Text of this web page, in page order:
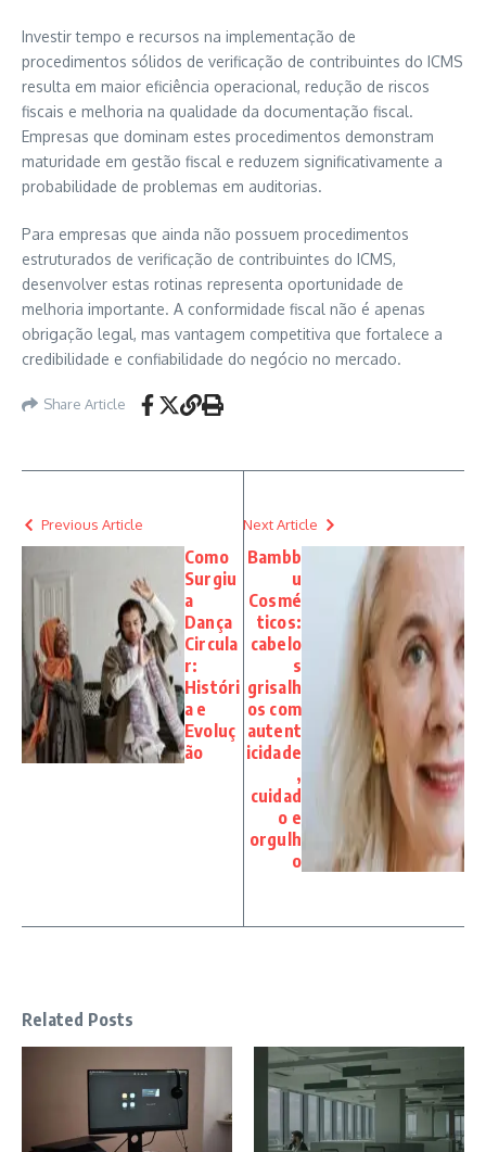
Investir tempo e recursos na implementação de
procedimentos sólidos de verificação de contribuintes do ICMS
resulta em maior eficiência operacional, redução de riscos
fiscais e melhoria na qualidade da documentação fiscal.
Empresas que dominam estes procedimentos demonstram
maturidade em gestão fiscal e reduzem significativamente a
probabilidade de problemas em auditorias.
Para empresas que ainda não possuem procedimentos
estruturados de verificação de contribuintes do ICMS,
desenvolver estas rotinas representa oportunidade de
melhoria importante. A conformidade fiscal não é apenas
obrigação legal, mas vantagem competitiva que fortalece a
credibilidade e confiabilidade do negócio no mercado.
Share Article
Previous Article
Como
Surgiu
a
Dança
Circula
r:
Históri
a e
Evoluç
ão
Next Article
Bambb
u
Cosmé
ticos:
cabelo
s
grisalh
os com
autent
icidade
,
cuidad
o e
orgulh
o
Related Posts